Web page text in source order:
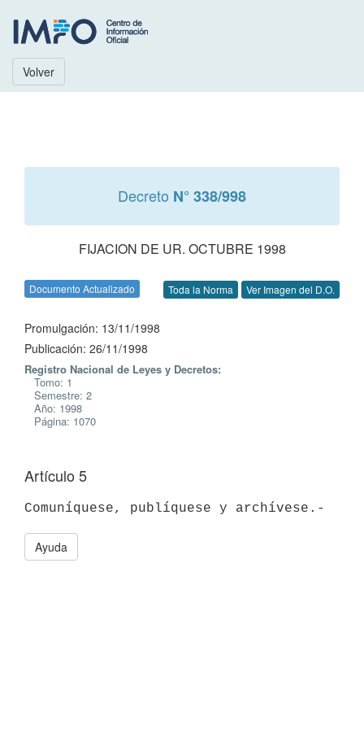
Volver
Decreto N° 338/998
FIJACION DE UR. OCTUBRE 1998
Documento Actualizado Toda la Norma Ver Imagen del D.O.
Promulgación: 13/11/1998
Publicación: 26/11/1998
Registro Nacional de Leyes y Decretos:
Tomo: 1
Semestre: 2
Año: 1998
Página: 1070
Artículo 5
Ayuda